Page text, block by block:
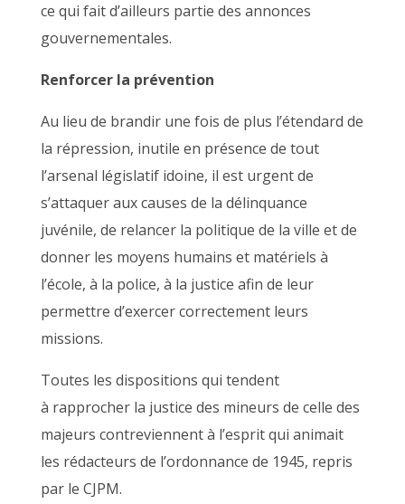
ce qui fait d’ailleurs partie des annonces
gouvernementales.
Renforcer la prévention
Au lieu de brandir une fois de plus l’étendard de
la répression, inutile en présence de tout
l’arsenal législatif idoine, il est urgent de
s’attaquer aux causes de la délinquance
juvénile, de relancer la politique de la ville et de
donner les moyens humains et matériels à
l’école, à la police, à la justice afin de leur
permettre d’exercer correctement leurs
missions.
Toutes les dispositions qui tendent
à rapprocher la justice des mineurs de celle des
majeurs contreviennent à l’esprit qui animait
les rédacteurs de l’ordonnance de 1945, repris
par le CJPM.